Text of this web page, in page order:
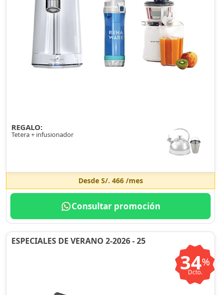
REGALO:
Tetera + infusionador
Desde S/. 466/mes
Consultar promoción
ESPECIALES DE VERANO 2-2026 - 25
34%
Dcto.